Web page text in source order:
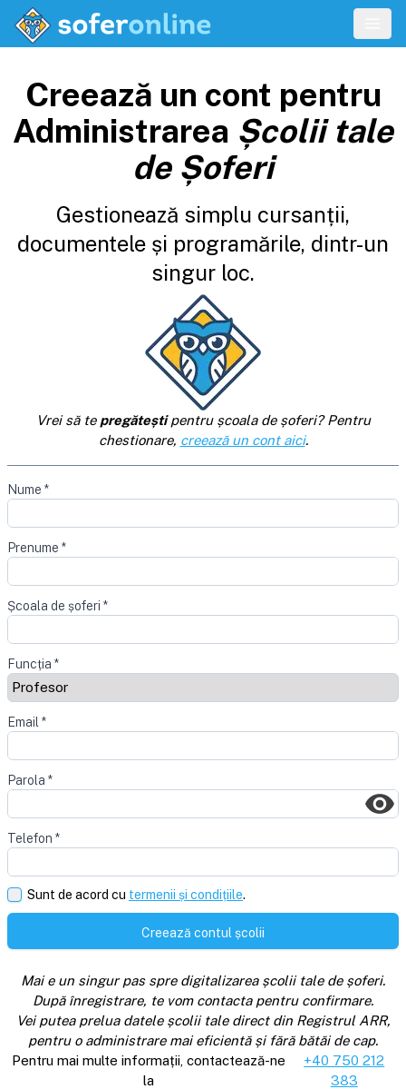
Creează un cont pentru
Administrarea Școlii tale
de Șoferi
Gestionează simplu cursanții,
documentele și programările, dintr-un
singur loc.
Vrei să te pregăteștipentru școala de șoferi? Pentru
chestionare, creează un cont aici.
Nume *
Prenume *
Școala de șoferi *
Funcția *
Email *
Parola *
Telefon *
Sunt de acord cu termenii și condițiile.
Creează contul școlii
Mai e un singur pas spre digitalizarea școlii tale de șoferi.
După înregistrare, te vom contacta pentru confirmare.
Vei putea prelua datele școlii tale direct din Registrul ARR,
pentru o administrare mai eficientă și fără bătăi de cap.
Pentru mai multe informații, contactează-ne
la
+40 750 212
383